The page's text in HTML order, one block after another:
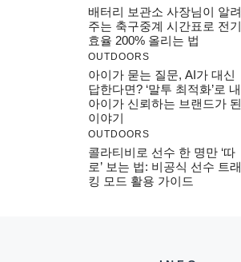
배터리 보관소 사장님이 알려
주는 축구중계 시간표로 전기
효율 200% 올리는 법
OUTDOORS
아이가 묻는 질문, AI가 대신
답한다면? ‘말투 최적화’로 내
아이가 신뢰하는 브랜드가 된
이야기
OUTDOORS
콜라티비로 선수 한 명만 ‘따
로’ 보는 법: 비공식 선수 트래
킹 모드 활용 가이드